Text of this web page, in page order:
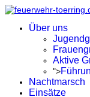
Über uns
Aktive
">
Nachtmarsch
Einsätze